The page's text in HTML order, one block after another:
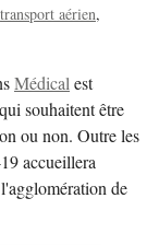
transport aérien
Médicalest
souhaitent être
ou non. Outre les
accueillera
de